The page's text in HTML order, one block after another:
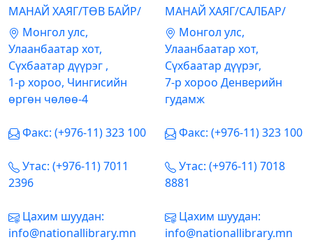
МАНАЙ ХАЯГ/ТӨВ БАЙР/
Mонгол улс,
Улаанбаатар хот,
Сүхбаатар дүүрэг ,
1-р хороо, Чингисийн
өргөн чөлөө-4
Факс: (+976-11) 323 100
Утас: (+976-11) 7011
2396
Цахим шуудан:
info@nationallibrary.mn
МАНАЙ ХАЯГ/САЛБАР/
Mонгол улс,
Улаанбаатар хот,
Сүхбаатар дүүрэг,
7-р хороо Денверийн
гудамж
Факс: (+976-11) 323 100
Утас: (+976-11) 7018
8881
Цахим шуудан:
info@nationallibrary.mn